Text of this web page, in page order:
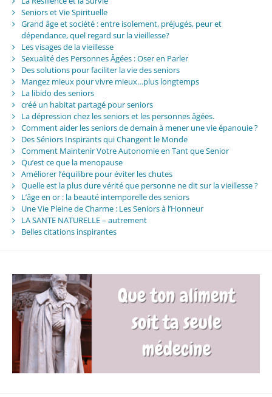
Seniors et Vie Spirituelle
Grand âge et société : entre isolement, préjugés, peur et
dépendance, quel regard sur la vieillesse?
Les visages de la vieillesse
Sexualité des Personnes Âgées : Oser en Parler
Des solutions pour faciliter la vie des seniors
Mangez mieux pour vivre mieux…plus longtemps
La libido des seniors
créé un habitat partagé pour seniors
La dépression chez les seniors et les personnes âgées.
Comment aider les seniors de demain à mener une vie épanouie ?
Des Séniors Inspirants qui Changent le Monde
Comment Maintenir Votre Autonomie en Tant que Senior
Qu’est ce que la menopause
Améliorer l’équilibre pour éviter les chutes
Quelle est la plus dure vérité que personne ne dit sur la vieillesse ?
L’âge en or : la beauté intemporelle des seniors
Une Vie Pleine de Charme : Les Seniors à l’Honneur
LA SANTE NATURELLE – autrement
Belles citations inspirantes